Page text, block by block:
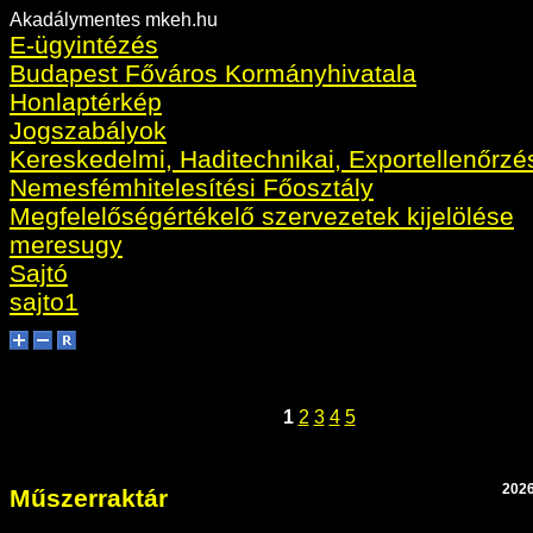
Akadálymentes mkeh.hu
E-ügyintézés
Budapest Főváros Kormányhivatala
Honlaptérkép
Jogszabályok
Kereskedelmi, Haditechnikai,
Nemesfémhitelesítési Főosztály
Megfelelőségértékelő szervezetek kijelölése
meresugy
Sajtó
sajto1
1 2 3 4 5
Műszerraktár